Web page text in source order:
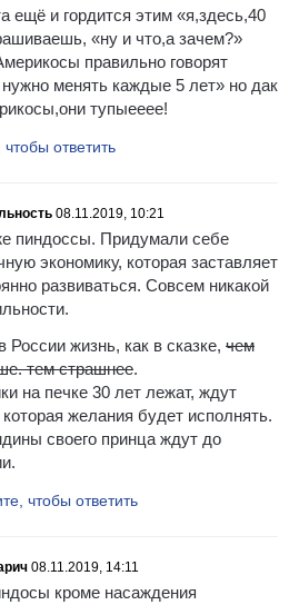
ещё и гордится этим «я,здесь,40
«ну и что,а зачем?»
правильно говорят
менять каждые 5 лет» но дак
тупыееее!
ответить
08.11.2019, 10:21
пиндоссы. Придумали себе
экономику, которая заставляет
развиваться. Совсем никакой
России жизнь, как в сказке, чем
тем страшнее.
на печке 30 лет лежат, ждут
желания будет исполнять.
своего принца ждут до
чтобы ответить
08.11.2019, 14:11
кроме насаждения